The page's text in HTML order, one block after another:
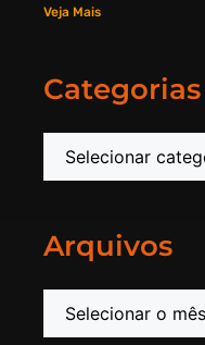
Veja Mais
Categorias
Arquivos